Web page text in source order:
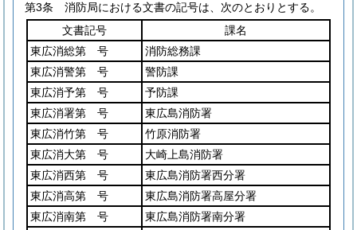
第3条
消防局における文書の記号は、次のとおりとする。
文書記号
課名
東広消総第 号
消防総務課
東広消警第 号
警防課
東広消予第 号
予防課
東広消署第 号
東広島消防署
東広消竹第 号
竹原消防署
東広消大第 号
大崎上島消防署
東広消西第 号
東広島消防署西分署
東広消高第 号
東広島消防署高屋分署
東広消南第 号
東広島消防署南分署